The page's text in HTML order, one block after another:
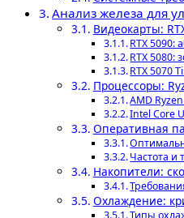
Анализ железа для
Видеокарты:
RTX 5090:
RTX 5080:
RTX 5070
Процессоры:
AMD
Intel Core
Оперативная
Частота и
Накопители:
Охлаждение: